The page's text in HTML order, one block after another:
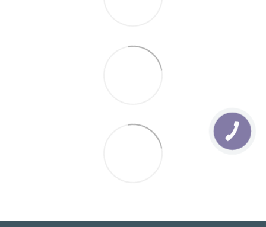
КНОПКА
ЗВ'ЯЗКУ